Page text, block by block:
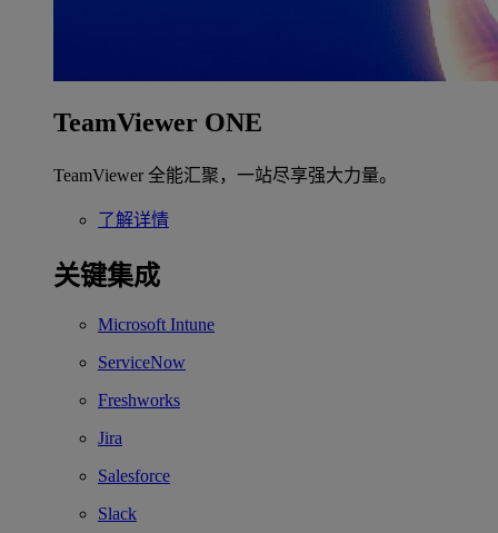
TeamViewer ONE
TeamViewer 全能汇聚，一站尽享强大力量。
了解详情
关键集成
Microsoft Intune
ServiceNow
Freshworks
Jira
Salesforce
Slack